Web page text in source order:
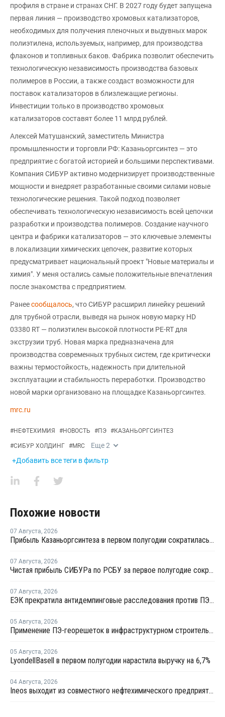
профиля в стране и странах СНГ. В 2027 году будет запущена
первая линия — производство хромовых катализаторов,
необходимых для получения пленочных и выдувных марок
полиэтилена, используемых, например, для производства
флаконов и топливных баков. Фабрика позволит обеспечить
технологическую независимость производства базовых
полимеров в России, а также создаст возможности для
поставок катализаторов в близлежащие регионы.
Инвестиции только в производство хромовых
катализаторов составят более 11 млрд рублей.
Алексей Матушанский, заместитель Министра
промышленности и торговли РФ: Казаньоргсинтез — это
предприятие с богатой историей и большими перспективами.
Компания СИБУР активно модернизирует производственные
мощности и внедряет разработанные своими силами новые
технологические решения. Такой подход позволяет
обеспечивать технологическую независимость всей цепочки
разработки и производства полимеров. Создание научного
центра и фабрики катализаторов — это ключевые элементы
в локализации химических цепочек, развитие которых
предусматривает национальный проект "Новые материалы и
химия". У меня остались самые положительные впечатления
после знакомства с предприятием.
Ранеесообщалось, что СИБУР расширил линейку решений
для трубной отрасли, выведя на рынок новую марку HD
03380 RT — полиэтилен высокой плотности PE-RT для
экструзии труб. Новая марка предназначена для
производства современных трубных систем, где критически
важны термостойкость, надежность при длительной
эксплуатации и стабильность переработки. Производство
новой марки организовано на площадке Казаньоргсинтез.
mrc.ru
#НЕФТЕХИМИЯ #НОВОСТЬ #ПЭ #КАЗАНЬОРГСИНТЕЗ
#СИБУР ХОЛДИНГ #MRC Еще2
+Добавить все теги в фильтр
Похожие новости
07 Августа, 2026
Прибыль Казаньоргсинтеза в первом полугодии сократилась более чем в 2 раза
07 Августа, 2026
Чистая прибыль СИБУРа по РСБУ за первое полугодие сократилась в 3,6 раза
07 Августа, 2026
ЕЭК прекратила антидемпинговые расследования против ПЭ и ПП из Азербайджана и Туркменистана
05 Августа, 2026
Применение ПЭ-георешеток в инфраструктурном строительстве позволяет сократить расход щебня на 30%
05 Августа, 2026
LyondellBasell в первом полугодии нарастила выручку на 6,7%
04 Августа, 2026
Ineos выходит из совместного нефтехимического предприятия с Sinopec